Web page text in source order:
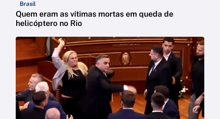
Brasil
Quem eram as vítimas mortas em queda de
helicóptero no Rio